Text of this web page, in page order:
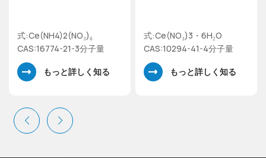
式:Ce(NH4)2(NO₃)₆
CAS:16774-21-3分子量
548.22 硝酸セリウム(IV)
アンモニウムもっと詳しく知る
式:Ce(NO₃)3・6H₂O
CAS:10294-41-4分子量
434.22 硝酸セリウム(III)
六水和物もっと詳しく知る